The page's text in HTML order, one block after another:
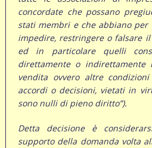
concordate che possano
stati membri e che abbiano per
impedire, restringere o falsare
ed in particolare quelli
direttamente o indirettamente
vendita ovvero altre
accordi o decisioni, vietati in
sono nulli di pieno diritto”).
Detta decisione è
supporto della domanda volta